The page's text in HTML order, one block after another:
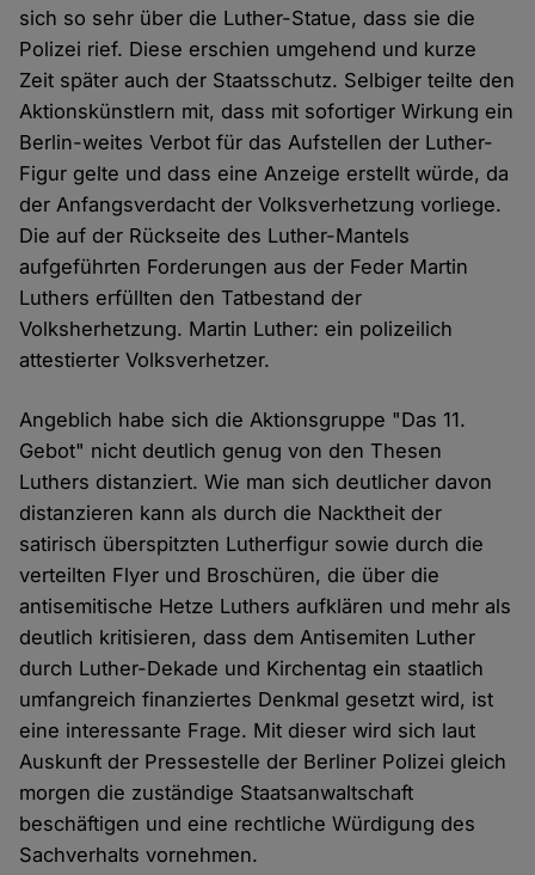
sich so sehr über die Luther-Statue, dass sie die
Polizei rief. Diese erschien umgehend und kurze
Zeit später auch der Staatsschutz. Selbiger teilte den
Aktionskünstlern mit, dass mit sofortiger Wirkung ein
Berlin-weites Verbot für das Aufstellen der Luther-
Figur gelte und dass eine Anzeige erstellt würde, da
der Anfangsverdacht der Volksverhetzung vorliege.
Die auf der Rückseite des Luther-Mantels
aufgeführten Forderungen aus der Feder Martin
Luthers erfüllten den Tatbestand der
Volksherhetzung. Martin Luther: ein polizeilich
attestierter Volksverhetzer.
Angeblich habe sich die Aktionsgruppe "Das 11.
Gebot" nicht deutlich genug von den Thesen
Luthers distanziert. Wie man sich deutlicher davon
distanzieren kann als durch die Nacktheit der
satirisch überspitzten Lutherfigur sowie durch die
verteilten Flyer und Broschüren, die über die
antisemitische Hetze Luthers aufklären und mehr als
deutlich kritisieren, dass dem Antisemiten Luther
durch Luther-Dekade und Kirchentag ein staatlich
umfangreich finanziertes Denkmal gesetzt wird, ist
eine interessante Frage. Mit dieser wird sich laut
Auskunft der Pressestelle der Berliner Polizei gleich
morgen die zuständige Staatsanwaltschaft
beschäftigen und eine rechtliche Würdigung des
Sachverhalts vornehmen.